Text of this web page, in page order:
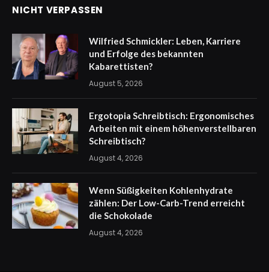
NICHT VERPASSEN
Wilfried Schmickler: Leben, Karriere
und Erfolge des bekannten
Kabarettisten?
August 5, 2026
Ergotopia Schreibtisch: Ergonomisches
Arbeiten mit einem höhenverstellbaren
Schreibtisch?
August 4, 2026
Wenn Süßigkeiten Kohlenhydrate
zählen: Der Low-Carb-Trend erreicht
die Schokolade
August 4, 2026